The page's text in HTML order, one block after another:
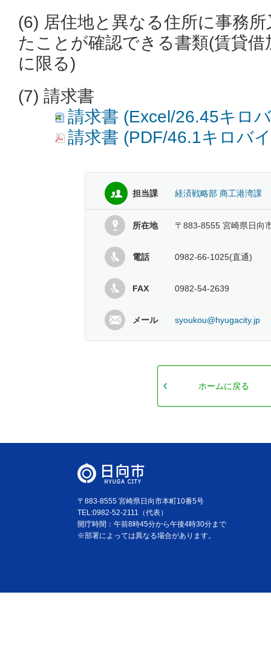
(6) 居住地と異なる住所に事務
たことが確認できる書類(賃貸
に限る)
(7) 請求書
請求書 (Excel/26.45キロ
請求書 (PDF/46.1キロバ
担当課 経済戦略部 商工港湾課
所在地 〒883-8555 宮崎県日向
電話 0982-66-1025(直通)
FAX 0982-54-2639
メール syoukou@hyugacity.jp
ホームに戻る
〒883-8555 宮崎県日向市本町10番5号
TEL:0982-52-2111（代表）
開庁時間：午前8時45分から午後4時30分まで
※部署によっては異なる場合があります。